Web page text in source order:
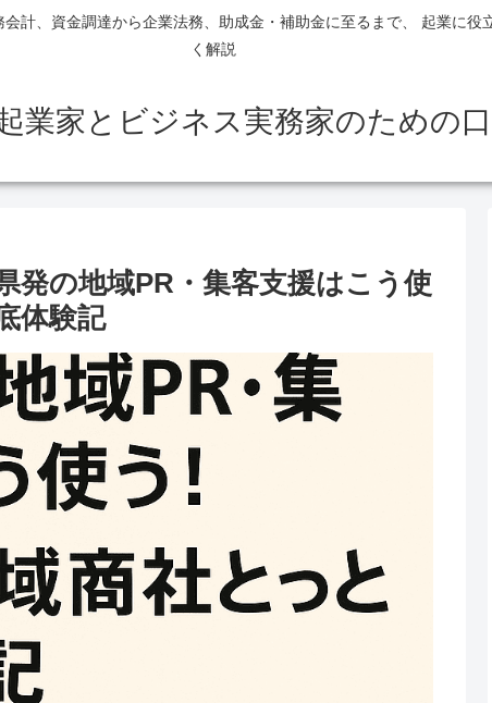
計、資金調達から企業法務、助成金・補助金に至るまで、 起業に
く解説
業家とビジネス実務家のための
発の地域PR・集客支援はこう使
体験記